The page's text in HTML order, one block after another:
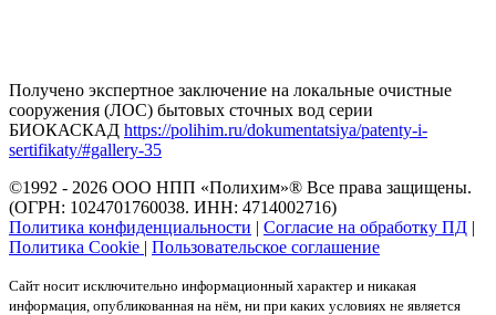
Получено экспертное заключение на локальные очистные
сооружения (ЛОС) бытовых сточных вод серии
БИОКАСКАД https://polihim.ru/dokumentatsiya/patenty-i-
sertifikaty/#gallery-35
©1992 - 2026 ООО НПП «Полихим»® Все права защищены.
(ОГРН: 1024701760038. ИНН: 4714002716)
Политика конфиденциальности | Согласие на обработку ПД |
Политика Cookie | Пользовательское соглашение
Сайт носит исключительно информационный характер и никакая
информация, опубликованная на нём, ни при каких условиях не является